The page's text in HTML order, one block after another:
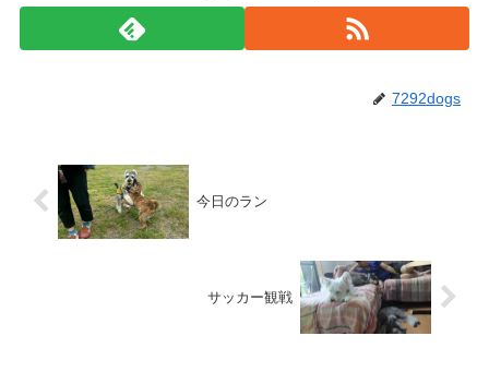
7292dogs
今日のラン
サッカー観戦